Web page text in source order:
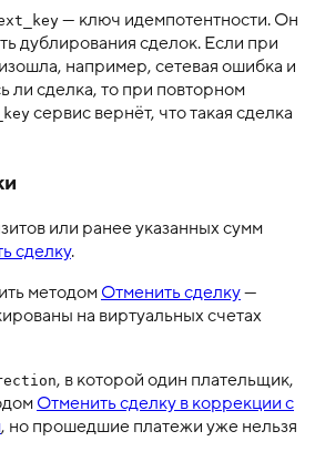
— ключ идемпотентности. Он
дублирования сделок. Если при
например, сетевая ошибка и
ли сделка, то при повторном
сервис вернёт, что такая сделка
или ранее указанных сумм
сделку.
методомОтменить сделку—
на виртуальных счетах
, в которой один плательщик,
Отменить сделку в коррекции с
, но прошедшие платежи уже нельзя